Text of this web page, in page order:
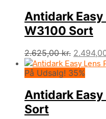
1.549,00
Antidark
W3100 Sort
2.625,00kr. Den
pris
På Udsalg! 35%
Antidark
Sort